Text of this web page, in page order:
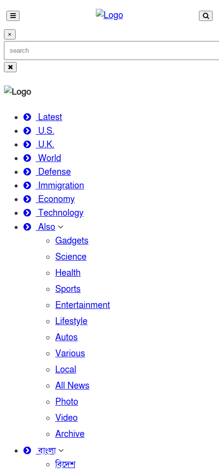
×
Latest
U.S.
U.K.
World
Defense
Immigration
Economy
Technology
Also
Gadgets
Science
Health
Sports
Entertainment
Lifestyle
Autos
Various
Local
All News
Photo
Video
Archive
বাংলা
বিদেশ